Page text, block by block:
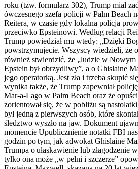
roku (tzw. formularz 302), Trump miał
ówczesnego szefa policji w Palm Beach
Reitera, w czasie gdy lokalna policja
przeciwko Epsteinowi. Według relacji
Trump powiedział mu wtedy: „Dzięki
powstrzymujecie. Wszyscy wiedzieli, że
również stwierdzić, że „ludzie w
Epstein był obrzydliwy”, a o Ghislaine
jego operatorką. Jest zła i trzeba skupić
wynika także, że Trump zapewniał
Mar-a-Lago w Palm Beach oraz że
zorientował się, że w pobliżu są
był jedną z pierwszych osób, które
śledztwo wyszło na jaw. Dokument
momencie Upublicznienie notatki FBI
godzin po tym, jak adwokat Ghislaine
Trumpa o ułaskawienie lub złagodzenie
tylko ona może „w pełni i szczerze”